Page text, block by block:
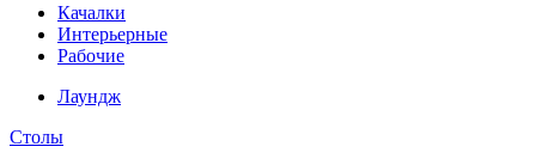
Качалки
Интерьерные
Рабочие
Лаундж
Столы